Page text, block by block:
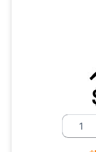
Extensión
Reach
540